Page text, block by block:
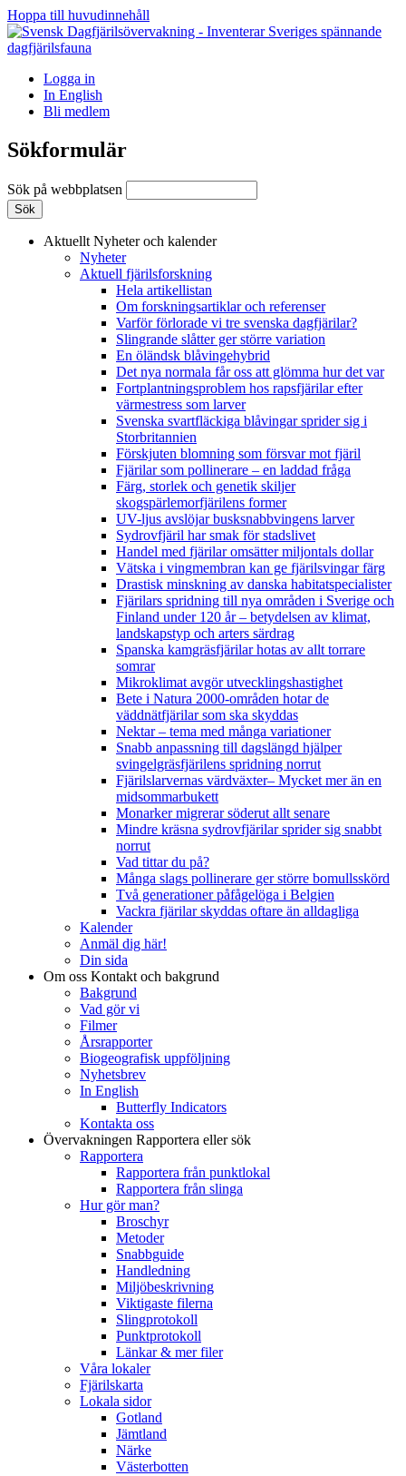
Hoppa till huvudinnehåll
Logga in
In English
Bli medlem
Sökformulär
Sök på webbplatsen
Aktuellt Nyheter och kalender
Nyheter
Aktuell fjärilsforskning
Hela artikellistan
Om forskningsartiklar och referenser
Varför förlorade vi tre svenska dagfjärilar?
Slingrande slåtter ger större variation
En öländsk blåvingehybrid
Det nya normala får oss att glömma hur det var
Fortplantningsproblem hos rapsfjärilar efter
värmestress som larver
Svenska svartfläckiga blåvingar sprider sig i
Storbritannien
Förskjuten blomning som försvar mot fjäril
Fjärilar som pollinerare – en laddad fråga
Färg, storlek och genetik skiljer
skogspärlemorfjärilens former
UV-ljus avslöjar busksnabbvingens larver
Sydrovfjäril har smak för stadslivet
Handel med fjärilar omsätter miljontals dollar
Vätska i vingmembran kan ge fjärilsvingar färg
Drastisk minskning av danska habitatspecialister
Fjärilars spridning till nya områden i Sverige och
Finland under 120 år– betydelsen av klimat,
landskapstyp och arters särdrag
Spanska kamgräsfjärilar hotas av allt torrare
somrar
Mikroklimat avgör utvecklingshastighet
Bete i Natura 2000-områden hotar de
väddnätfjärilar som ska skyddas
Nektar – tema med många variationer
Snabb anpassning till dagslängd hjälper
svingelgräsfjärilens spridning norrut
Fjärilslarvernas värdväxter– Mycket mer än en
midsommarbukett
Monarker migrerar söderut allt senare
Mindre kräsna sydrovfjärilar sprider sig snabbt
norrut
Vad tittar du på?
Många slags pollinerare ger större bomullsskörd
Två generationer påfågelöga i Belgien
Vackra fjärilar skyddas oftare än alldagliga
Kalender
Anmäl dig här!
Din sida
Om oss Kontakt och bakgrund
Bakgrund
Vad gör vi
Filmer
Årsrapporter
Biogeografisk uppföljning
Nyhetsbrev
In English
Butterfly Indicators
Kontakta oss
Övervakningen Rapportera eller sök
Rapportera
Rapportera från punktlokal
Rapportera från slinga
Hur gör man?
Broschyr
Metoder
Snabbguide
Handledning
Miljöbeskrivning
Viktigaste filerna
Slingprotokoll
Punktprotokoll
Länkar & mer filer
Våra lokaler
Fjärilskarta
Lokala sidor
Gotland
Jämtland
Närke
Västerbotten